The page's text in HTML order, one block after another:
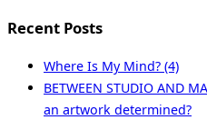
Recent Posts
Where Is My Mind? (4)
BETWEEN STUDIO AND
an artwork determined?